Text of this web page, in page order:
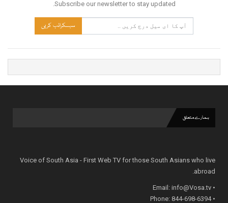
Subscribe our newsletter to stay updated.
سبسکرائب کریں
ہمارے متعلق
Voice of South Asia - First Web TV for those South Asians who live
abroad.
• Email:
info@Vosa.tv
• Phone: 844-698-6394